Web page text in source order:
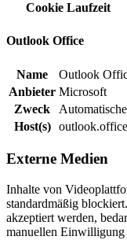
Cookie Laufzeit
Outlook Office
Name
Outlook
Anbieter Microsoft
Zweck
Host(s)
Externe Medien
Inhalte von
standardmäßig
akzeptiert werden,
manuellen Einwilligung